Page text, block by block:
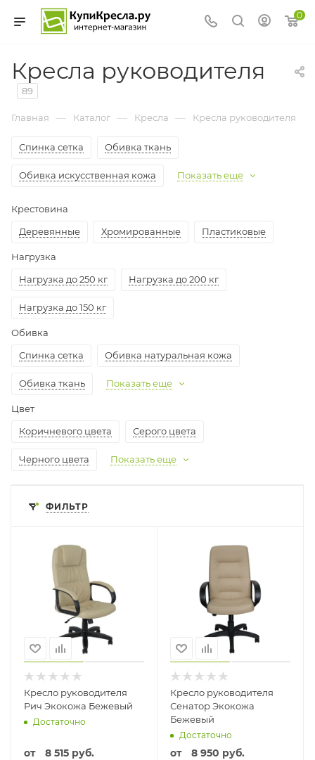
0
Кресла руководителя
89
Главная — Каталог — Кресла — Кресла руководителя
Спинка сетка Обивка ткань
Обивка искусственная кожа Показать еще
Крестовина
Деревянные
Хромированные Пластиковые
Нагрузка
Нагрузка до 250 кг
Нагрузка до 200 кг
Нагрузка до 150 кг
Обивка
Спинка сетка
Обивка натуральная кожа
Обивка ткань Показать еще
Цвет
Коричневого цвета
Серого цвета
Черного цвета Показать еще
ФИЛЬТР
Кресло руководителя
Рич Экокожа Бежевый
Достаточно
от 8 515 руб.
Кресло руководителя
Сенатор Экокожа
Бежевый
Достаточно
от 8 950 руб.